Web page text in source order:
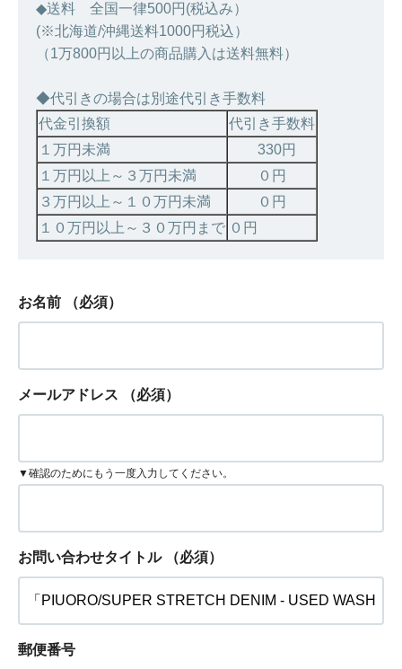
◆送料 全国一律500円(税込み）
(※北海道/沖縄送料1000円税込）
（1万800円以上の商品購入は送料無料）
◆代引きの場合は別途代引き手数料
代金引換額
代引き手数料
１万円未満
330円
１万円以上～３万円未満
０円
３万円以上～１０万円未満
０円
１０万円以上～３０万円まで ０円
お名前 （必須）
メールアドレス （必須）
▼確認のためにもう一度入力してください。
お問い合わせタイトル （必須）
郵便番号